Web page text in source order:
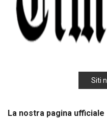
Siti
La nostra pagina ufficiale